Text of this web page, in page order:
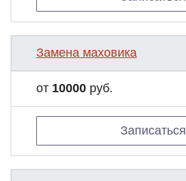
Замена маховика
от 10000 руб.
Записаться